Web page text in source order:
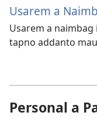
Usarem a
Usarem a
tapno addanto
Personal a